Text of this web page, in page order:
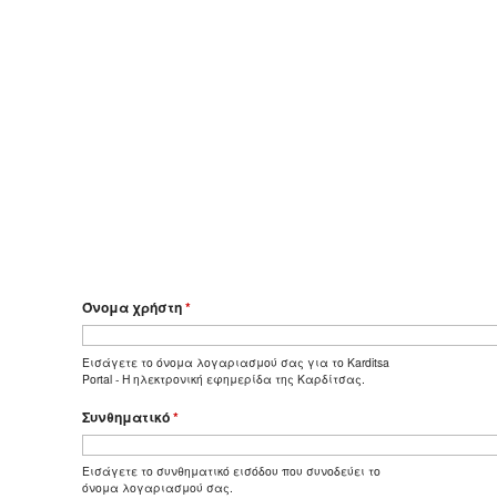
Όνομα χρήστη*
Εισάγετε το όνομα λογαριασμού σας για το Karditsa
Portal - Η ηλεκτρονική εφημερίδα της Καρδίτσας.
Συνθηματικό*
Εισάγετε το συνθηματικό εισόδου που συνοδεύει το
όνομα λογαριασμού σας.